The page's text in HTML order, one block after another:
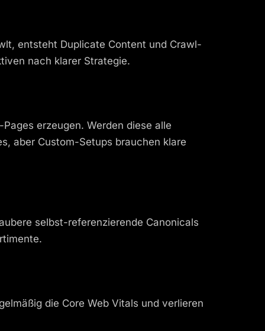
entsteht Duplicate Content und Crawl-
nach klarer Strategie.
erzeugen. Werden diese alle
aber Custom-Setups brauchen klare
selbst-referenzierende Canonicals
die Core Web Vitals und verlieren